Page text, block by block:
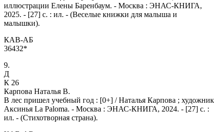
иллюстрации Елены Баренбаум. - Москва : ЭНАС-КНИГА,
2025. - [27] с. : ил. - (Веселые книжки для малыша и
малышки).
КАВ-АБ
36432*
9.
Д
К 26
Карпова Наталья В.
В лес пришел учебный год : [0+] / Наталья Карпова ; художник
Аксинья La Paloma. - Москва : ЭНАС-КНИГА, 2024. - [27] с. :
ил. - (Стихотворная страна).